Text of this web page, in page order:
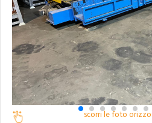
scorri le foto